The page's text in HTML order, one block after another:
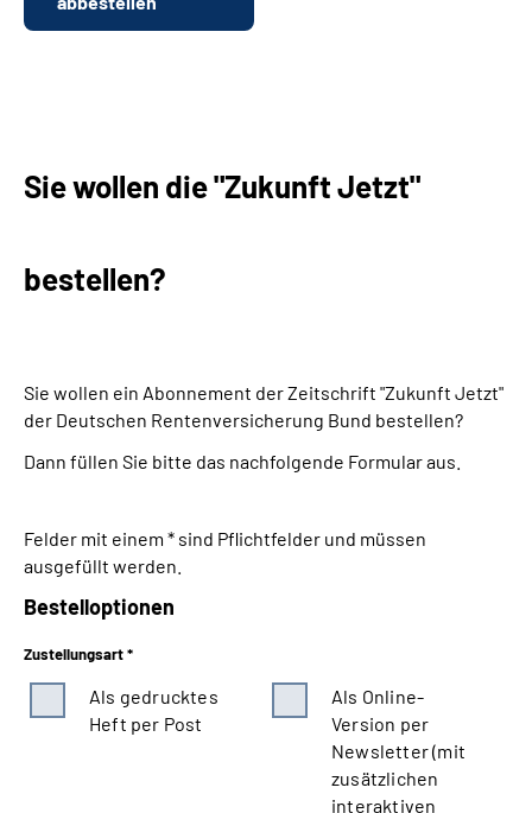
Sie wollen die "Zukunft Jetzt"
bestellen?
Sie wollen ein Abonnement der Zeitschrift "Zukunft Jetzt"
der Deutschen Rentenversicherung Bund bestellen?
Dann füllen Sie bitte das nachfolgende Formular aus.
Felder mit einem * sind Pflichtfelder und müssen
ausgefüllt werden.
Bestelloptionen
Zustellungsart *
Als gedrucktes
Heft per Post
Als Online-
Version per
Newsletter (mit
zusätzlichen
interaktiven